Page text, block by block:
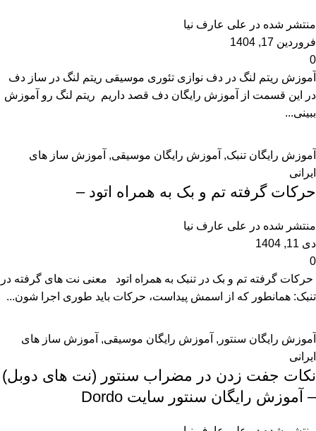
منتشر شده در
علی عارف نیا
فروردین 17, 1404
0
آموزش ریتم لنگ در دف نوازی تئوری موسیقی ریتم لنگ در ساز دف
در این قسمت از آموزش رایگان دف قصد داریم ریتم لنگ‌ رو آموزش
ببینی...
آموزش رایگان تنبک, آموزش رایگان موسیقی, آموزش ساز های
ایرانی
حرکات گرفته تم و بک به همراه اتود –
منتشر شده در
علی عارف نیا
دی 11, 1404
0
حرکات گرفته تم و بک در تنبک به همراه اتود معنی نت های گرفته در
تنبک: همانطور که از اسمش پیداست، حرکات باید طوری اجرا شون...
آموزش رایگان سنتور , آموزش رایگان موسیقی, آموزش ساز های
ایرانی
نکات جفت زدن در مضراب سنتور (نت های دوبل)
– آموزش رایگان سنتور سایت Dordo